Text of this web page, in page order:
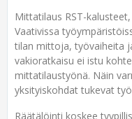
Mittatilaus RST-
Vaativissa
tilan mittoja, työvaiheita
vakioratkaisu ei istu
mittatilaustyönä. Näin
yksityiskohdat tukevat
Räätälöinti koskee